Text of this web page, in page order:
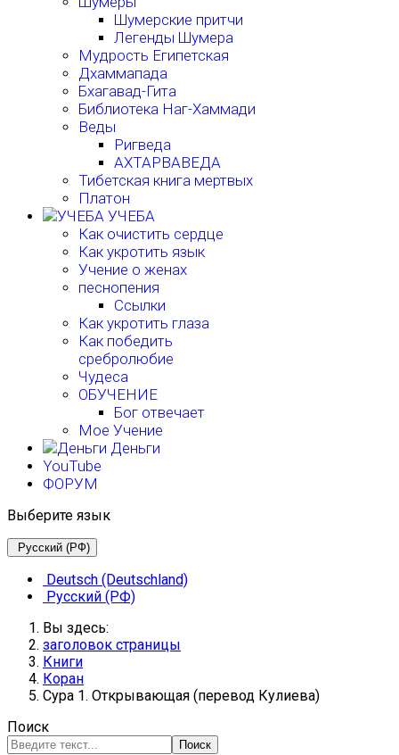
Шумерские притчи
Легенды Шумера
Мудрость Египетская
Дхаммапада
Бхагавад-Гита
Библиотека Наг-Хаммади
Веды
Ригведа
АХТАРВАВЕДА
Тибетская книга мертвых
Платон
УЧЕБА
Как очистить сердце
Как укротить язык
Учение о женах
песнопения
Ссылки
Как укротить глаза
Как победить
сребролюбие
Чудеса
ОБУЧЕНИЕ
Бог отвечает
Мое Учение
Деньги
YouTube
ФОРУМ
Выберите язык
Русский (РФ)
Deutsch (Deutschland)
Русский (РФ)
Вы здесь:
заголовок страницы
Книги
Коран
Сура 1. Открывающая (перевод Кулиева)
Поиск
Поиск